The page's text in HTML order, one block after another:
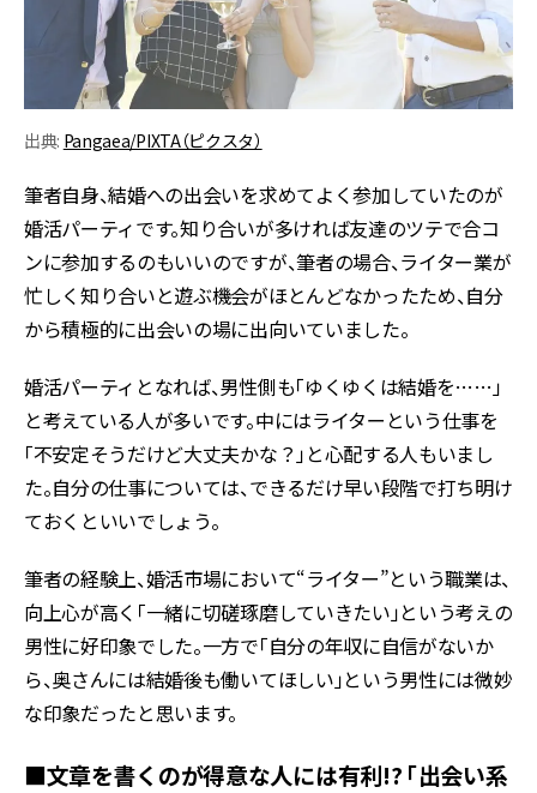
出典: Pangaea/PIXTA（ピクスタ）
筆者自身、結婚への出会いを求めてよく参加していたのが
婚活パーティです。知り合いが多ければ友達のツテで合コ
ンに参加するのもいいのですが、筆者の場合、ライター業が
忙しく知り合いと遊ぶ機会がほとんどなかったため、自分
から積極的に出会いの場に出向いていました。
婚活パーティとなれば、男性側も「ゆくゆくは結婚を……」
と考えている人が多いです。中にはライターという仕事を
「不安定そうだけど大丈夫かな？」と心配する人もいまし
た。自分の仕事については、できるだけ早い段階で打ち明け
ておくといいでしょう。
筆者の経験上、婚活市場において“ライター”という職業は、
向上心が高く「一緒に切磋琢磨していきたい」という考えの
男性に好印象でした。一方で「自分の年収に自信がないか
ら、奥さんには結婚後も働いてほしい」という男性には微妙
な印象だったと思います。
■文章を書くのが得意な人には有利!? 「出会い系